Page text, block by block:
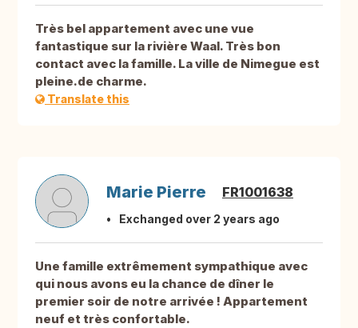
Très bel appartement avec une vue
fantastique sur la rivière Waal. Très bon
contact avec la famille. La ville de Nimegue est
pleine.de charme.
Translate this
Marie Pierre FR1001638
Exchanged over 2 years ago
Une famille extrêmement sympathique avec
qui nous avons eu la chance de dîner le
premier soir de notre arrivée ! Appartement
neuf et très confortable.